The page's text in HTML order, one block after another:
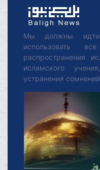
Мы должны
использовать
распространения
исламского
устранения сомнений